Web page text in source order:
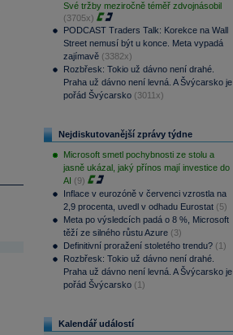
Své tržby meziročně téměř zdvojnásobil
(3705x)
PODCAST Traders Talk: Korekce na Wall
Street nemusí být u konce. Meta vypadá
zajímavě (3382x)
Rozbřesk: Tokio už dávno není drahé.
Praha už dávno není levná. A Švýcarsko je
pořád Švýcarsko (3011x)
Nejdiskutovanější zprávy týdne
Microsoft smetl pochybnosti ze stolu a
jasně ukázal, jaký přínos mají investice do
AI (9)
Inflace v eurozóně v červenci vzrostla na
2,9 procenta, uvedl v odhadu Eurostat (5)
Meta po výsledcích padá o 8 %, Microsoft
těží ze silného růstu Azure (3)
Definitivní proražení stoletého trendu? (1)
Rozbřesk: Tokio už dávno není drahé.
Praha už dávno není levná. A Švýcarsko je
pořád Švýcarsko (1)
Kalendář událostí